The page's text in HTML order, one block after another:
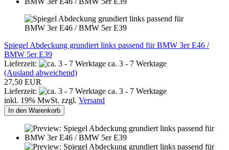
Spiegel Abdeckung grundiert links passend für BMW 3er E46 /
BMW 5er E39
Lieferzeit:
ca. 3 - 7 Werktage
(Ausland abweichend)
27,50 EUR
Lieferzeit:
ca. 3 - 7 Werktage
inkl. 19% MwSt. zzgl. Versand
In den Warenkorb